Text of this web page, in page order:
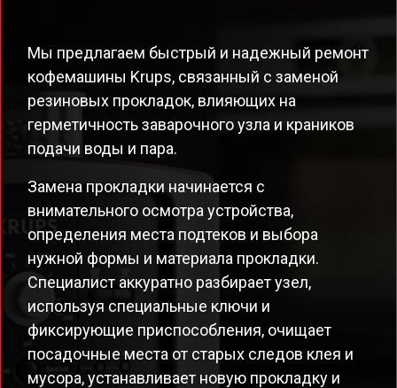
Мы предлагаем быстрый и надежный ремонт
кофемашины Krups, связанный с заменой
резиновых прокладок, влияющих на
герметичность заварочного узла и краников
подачи воды и пара.
Замена прокладки начинается с
внимательного осмотра устройства,
определения места подтеков и выбора
нужной формы и материала прокладки.
Специалист аккуратно разбирает узел,
используя специальные ключи и
фиксирующие приспособления, очищает
посадочные места от старых следов клея и
мусора, устанавливает новую прокладку и